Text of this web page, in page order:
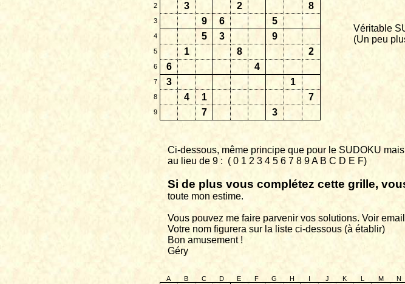
2 3 2 8
3 9 6 5
4 5 3 9
5 1 8 2
6 6 4
7 3 1
8 4 1 7
9 7 3
Véritable
(Un peu
Ci-dessous, même principe que pour le SUDOKU
au lieu de 9 : ( 0 1 2 3 4 5 6 7 8 9 A B C D E F)
Si de plus vous complétez cette grille,
toute mon estime.
Vous pouvez me faire parvenir vos solutions. Voir
Votre nom figurera sur la liste ci-dessous (à établir)
Bon amusement !
Géry
A B C D E F G H J K M N